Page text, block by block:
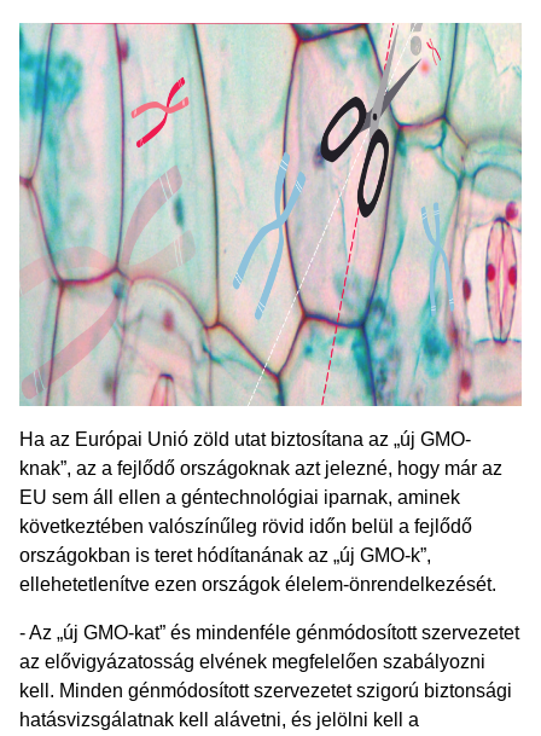
Ha az Európai Unió zöld utat biztosítana az „új GMO-
knak”, az a fejlődő országoknak azt jelezné, hogy már az
EU sem áll ellen a géntechnológiai iparnak, aminek
következtében valószínűleg rövid időn belül a fejlődő
országokban is teret hódítanának az „új GMO-k”,
ellehetetlenítve ezen országok élelem-önrendelkezését.
- Az „új GMO-kat” és mindenféle génmódosított szervezetet
az elővigyázatosság elvének megfelelően szabályozni
kell. Minden génmódosított szervezetet szigorú biztonsági
hatásvizsgálatnak kell alávetni, és jelölni kell a